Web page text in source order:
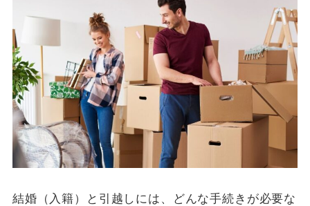
結婚（入籍）と引越しには、どんな手続きが必要な